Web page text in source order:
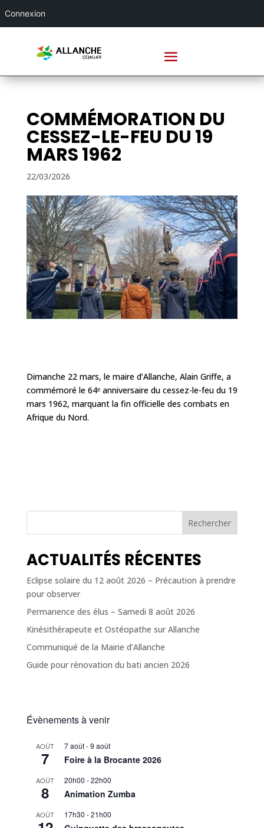
COMMÉMORATION DU
CESSEZ-LE-FEU DU 19
MARS 1962
22/03/2026
Dimanche 22 mars, le maire d’Allanche, Alain Griffe, a
commémoré le 64ᵉ anniversaire du cessez-le-feu du 19
mars 1962, marquant la fin officielle des combats en
Afrique du Nord.
Rechercher
ACTUALITÉS RÉCENTES
Eclipse solaire du 12 août 2026 – Précaution à prendre
pour observer
Permanence des élus – Samedi 8 août 2026
Kinésithérapeute et Ostéopathe sur Allanche
Communiqué de la Mairie d’Allanche
Guide pour rénovation du bati ancien 2026
Évènements à venir
AOÛT
7
7 août-9 août
Foire à la Brocante 2026
AOÛT
8
20h00 -22h00
Animation Zumba
AOÛT 17h30 -21h00
Connexion